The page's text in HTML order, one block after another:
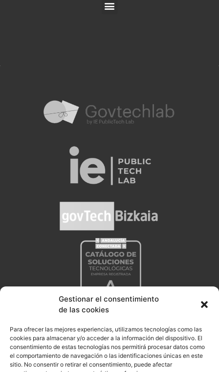
Gestionar el consentimiento
de las cookies
Para ofrecer las mejores experiencias, utilizamos tecnologías como las
cookies para almacenar y/o acceder a la información del dispositivo. El
consentimiento de estas tecnologías nos permitirá procesar datos como
el comportamiento de navegación o las identificaciones únicas en este
sitio. No consentir o retirar el consentimiento, puede afectar